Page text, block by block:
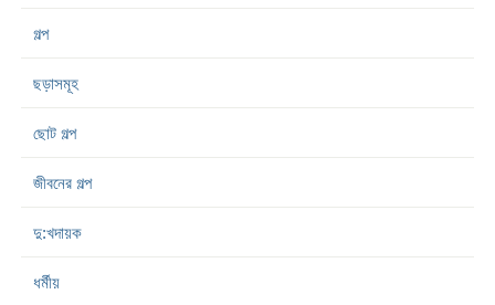
গল্প
ছড়াসমূহ
ছোট গল্প
জীবনের গল্প
দু:খদায়ক
ধর্মীয়